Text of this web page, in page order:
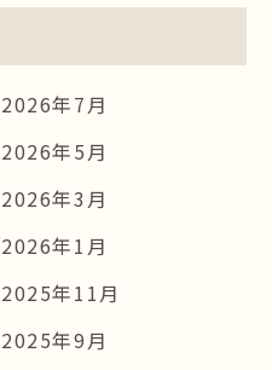
2026年7月
2026年5月
2026年3月
2026年1月
2025年11月
2025年9月